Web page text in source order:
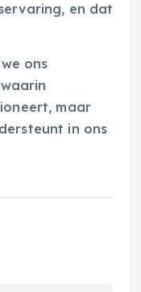
en dat
ons
maar
in ons